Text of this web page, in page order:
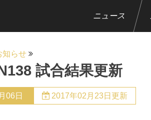
ニュース
知らせ
試合結果更新
06日 2017年02月23日更新